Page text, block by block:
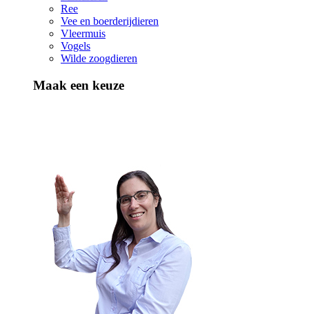
Ree
Vee en boerderijdieren
Vleermuis
Vogels
Wilde zoogdieren
Maak een keuze